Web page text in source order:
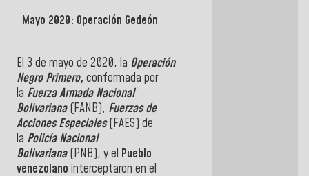
Mayo 2020: Operación Gedeón
El 3 de mayo de 2020, la Operación
Negro Primero, conformada por
la Fuerza Armada Nacional
Bolivariana(FANB), Fuerzas de
Acciones Especiales(FAES) de
la Policía Nacional
Bolivariana(PNB), y el Pueblo
venezolano interceptaron en el